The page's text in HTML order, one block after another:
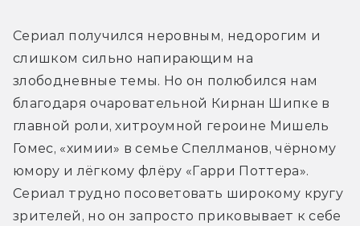
Сериал получился неровным, недорогим и
слишком сильно напирающим на
злободневные темы. Но он полюбился нам
благодаря очаровательной Кирнан Шипке в
главной роли, хитроумной героине Мишель
Гомес, «химии» в семье Спеллманов, чёрному
юмору и лёгкому флёру «Гарри Поттера».
Сериал трудно посоветовать широкому кругу
зрителей, но он запросто приковывает к себе